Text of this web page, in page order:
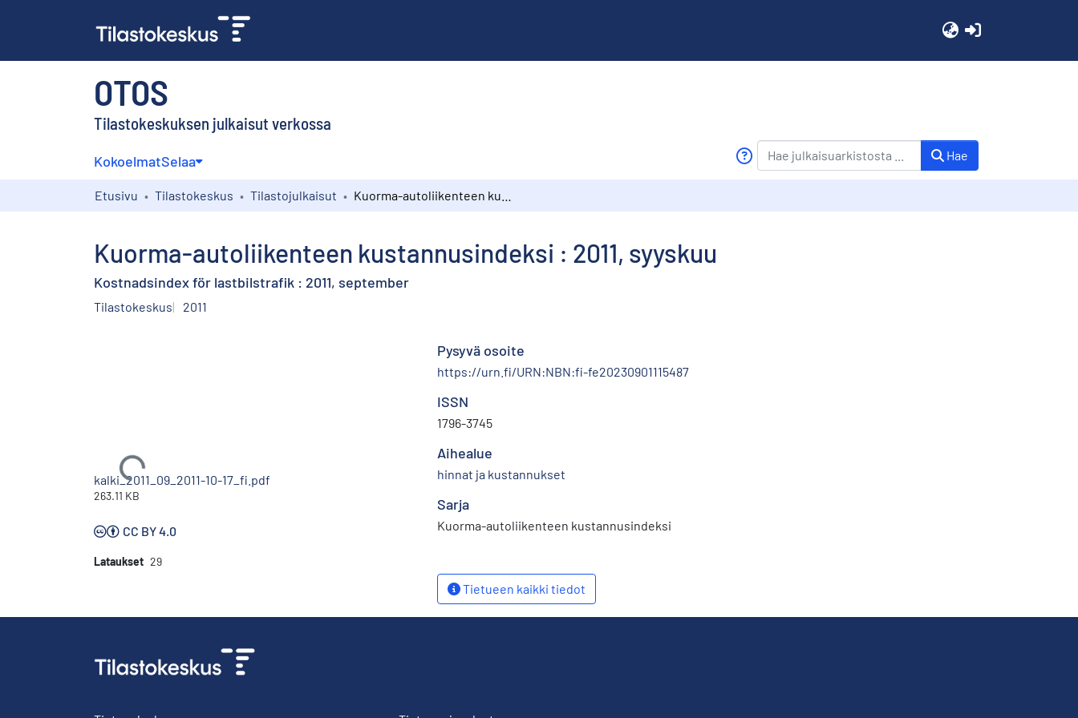
OTOS
Tilastokeskuksen julkaisut verkossa
KokoelmatSelaa Hae
Etusivu Tilastokeskus Tilastojulkaisut
Kuorma-autoliikenteen kustannusindeksi : 2011, syyskuu
Kostnadsindex för lastbilstrafik : 2011, september
Tilastokeskus 2011
Ladataan...
kalki_2011_09_2011-10-17_fi.pdf
263.11 KB
CC BY 4.0
Lataukset 29
Pysyvä osoite
https://urn.fi/URN:NBN:fi-fe20230901115487
ISSN
1796-3745
Aihealue
hinnat ja kustannukset
Sarja
Kuorma-autoliikenteen kustannusindeksi
Tietueen kaikki tiedot